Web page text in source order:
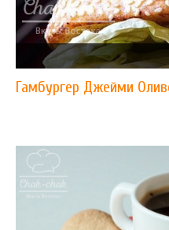
Гамбургер Джейми